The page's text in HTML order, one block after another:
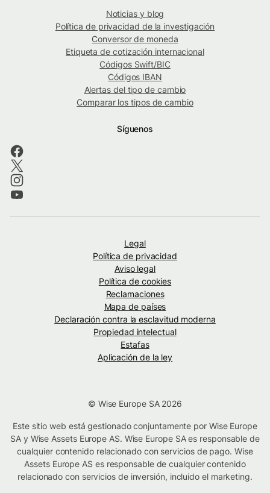
Noticias y blog
Política de privacidad de la investigación
Conversor de moneda
Etiqueta de cotización internacional
Códigos Swift/BIC
Códigos IBAN
Alertas del tipo de cambio
Comparar los tipos de cambio
Síguenos
Legal
Política de privacidad
Aviso legal
Política de cookies
Reclamaciones
Mapa de países
Declaración contra la esclavitud moderna
Propiedad intelectual
Estafas
Aplicación de la ley
© Wise Europe SA 2026
Este sitio web está gestionado conjuntamente por Wise Europe
SA y Wise Assets Europe AS. Wise Europe SA es responsable de
cualquier contenido relacionado con servicios de pago. Wise
Assets Europe AS es responsable de cualquier contenido
relacionado con servicios de inversión, incluido el marketing.